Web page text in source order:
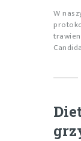
W